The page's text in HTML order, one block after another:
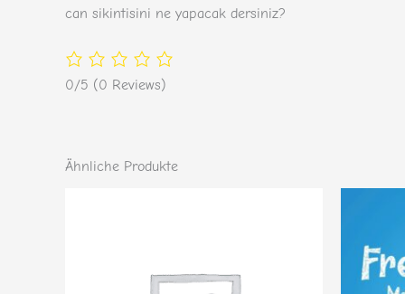
can sikintisini ne yapacak dersiniz?
0/5 (0 Reviews)
Ähnliche Produkte